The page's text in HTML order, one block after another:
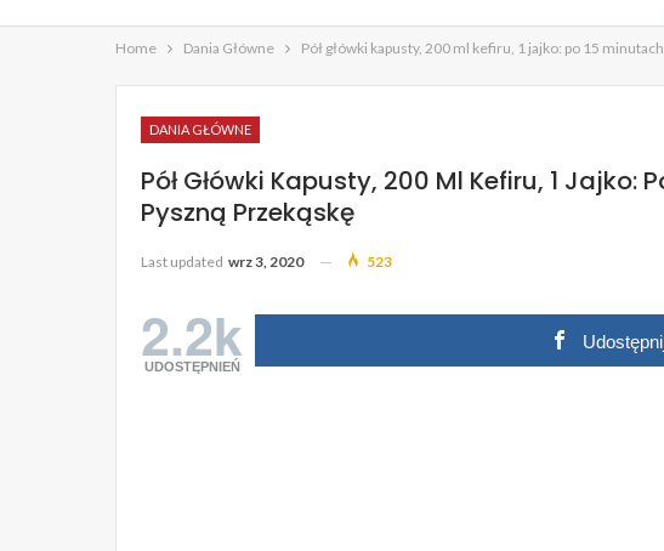
Home Dania Główne Pół główki kapusty, 200 ml kefiru, 1 jajko: po 15
DANIA GŁÓWNE
Pół Główki Kapusty, 200 Ml Kefiru, 1 Jajko:
Pyszną Przekąskę
Last updated wrz 3, 2020 523
2.2k
UDOSTĘPNIEŃ